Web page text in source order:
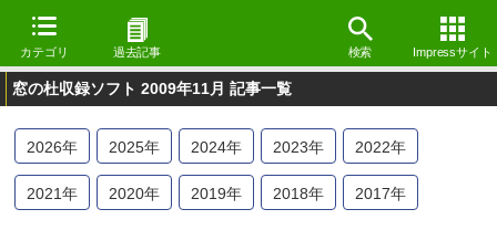
カテゴリ 過去記事 検索 Impressサイト
窓の杜収録ソフト 2009年11月 記事一覧
2026年 2025年 2024年 2023年 2022年
2021年 2020年 2019年 2018年 2017年